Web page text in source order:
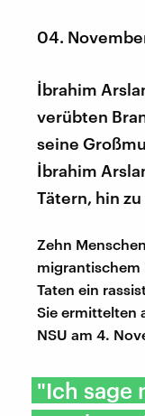
04.
İbrahim
verübten
seine
İbrahim
Tätern, hin
Zehn
migrantischem
Taten ein
Sie ermittelten
NSU am 4.
"Ich sage